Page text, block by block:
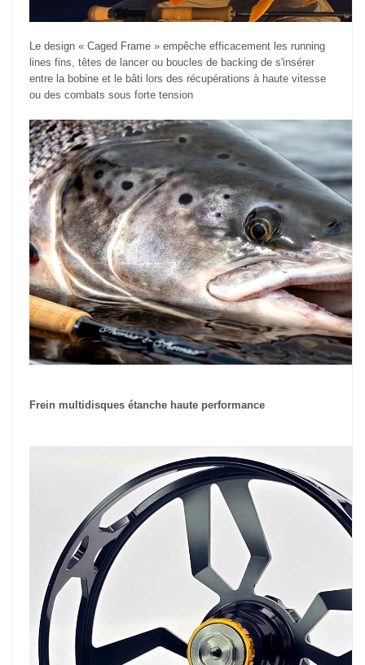
Le design « Caged Frame » empêche efficacement les running
lines fins, têtes de lancer ou boucles de backing de s'insérer
entre la bobine et le bâti lors des récupérations à haute vitesse
ou des combats sous forte tension
Frein multidisques étanche haute performance